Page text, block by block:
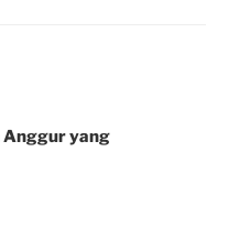
Anggur yang